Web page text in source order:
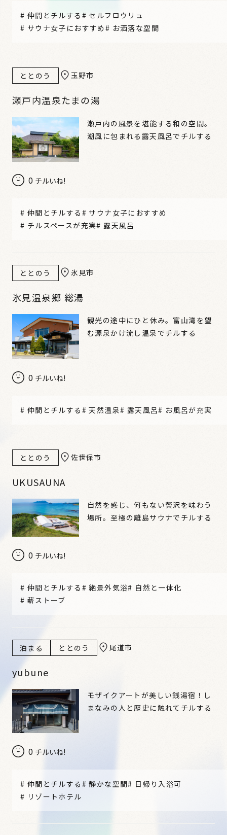
# 仲間とチルする #セルフロウリュ
# サウナ女子におすすめ # お洒落な空間
ととのう 玉野市
瀬戸内温泉たまの湯
0 チルいね!
瀬戸内の風景を堪能する和の空間。
潮風に包まれる露天風呂でチルする
# 仲間とチルする # サウナ女子におすすめ
# チルスペースが充実# 露天風呂
ととのう 氷見市
氷見温泉郷 総湯
0 チルいね!
観光の途中にひと休み。富山湾を望
む源泉かけ流し温泉でチルする
# 仲間とチルする #天然温泉# 露天風呂# お風呂が充実
ととのう 佐世保市
UKUSAUNA
0 チルいね!
自然を感じ、何もない贅沢を味わう
場所。至極の離島サウナでチルする
# 仲間とチルする #絶景外気浴# 自然と一体化
# 薪ストーブ
泊まる ととのう 尾道市
yubune
0 チルいね!
モザイクアートが美しい銭湯宿！し
まなみの人と歴史に触れてチルする
# 仲間とチルする #静かな空間# 日帰り入浴可
# リゾートホテル